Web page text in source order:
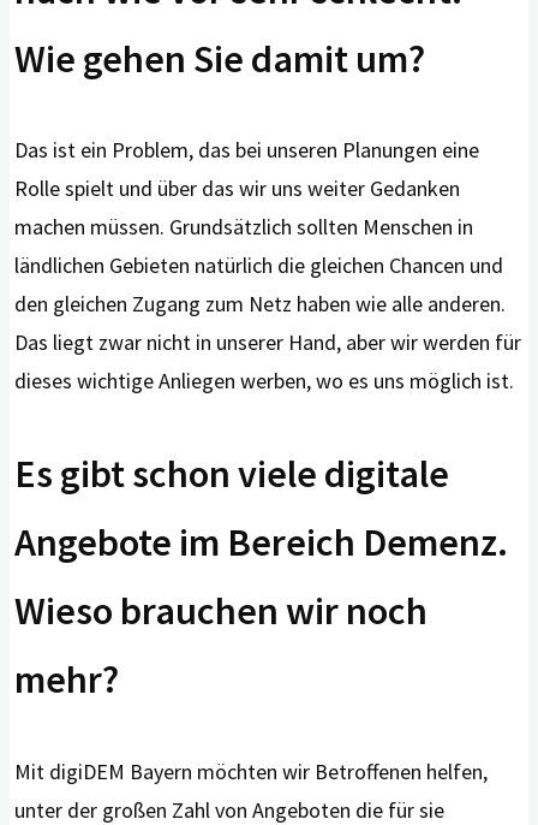
Wie gehen Sie damit um?
Das ist ein Problem, das bei unseren Planungen eine
Rolle spielt und über das wir uns weiter Gedanken
machen müssen. Grundsätzlich sollten Menschen in
ländlichen Gebieten natürlich die gleichen Chancen und
den gleichen Zugang zum Netz haben wie alle anderen.
Das liegt zwar nicht in unserer Hand, aber wir werden für
dieses wichtige Anliegen werben, wo es uns möglich ist.
Es gibt schon viele digitale
Angebote im Bereich Demenz.
Wieso brauchen wir noch
mehr?
Mit digiDEM Bayern möchten wir Betroffenen helfen,
unter der großen Zahl von Angeboten die für sie